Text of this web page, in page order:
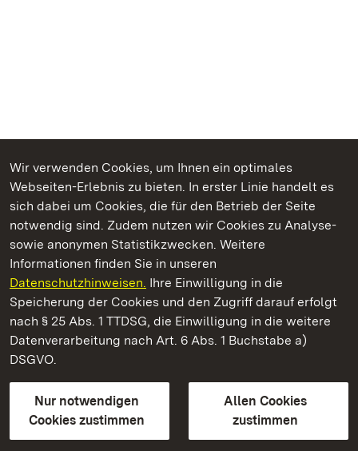
Wir verwenden Cookies, um Ihnen ein optimales
Webseiten-Erlebnis zu bieten. In erster Linie handelt es
sich dabei um Cookies, die für den Betrieb der Seite
notwendig sind. Zudem nutzen wir Cookies zu Analyse-
sowie anonymen Statistikzwecken. Weitere
Informationen finden Sie in unseren
Datenschutzhinweisen. Ihre Einwilligung in die
Speicherung der Cookies und den Zugriff darauf erfolgt
nach § 25 Abs. 1 TTDSG, die Einwilligung in die weitere
Datenverarbeitung nach Art. 6 Abs. 1 Buchstabe a)
DSGVO.
Nur notwendigen
Cookies zustimmen
Allen Cookies
zustimmen
Kommen. Staunen. Genießen.
Staatliche Schlösser und Gärten Baden‑Württemberg
Staatliche Schlösser und Gärten Baden-Württemberg
Kontakt
GebärdenspracheLeichte Sprache
Erklärung zur Barrierefreiheit
BITV-konform (geprüfte Seiten)